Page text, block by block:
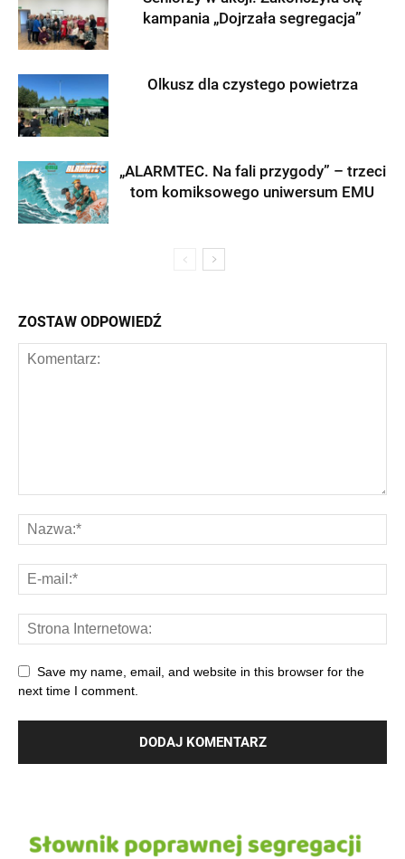
kampania „Dojrzała segregacja”
Olkusz dla czystego powietrza
„ALARMTEC. Na fali przygody” – trzeci
tom komiksowego uniwersum EMU
ZOSTAW ODPOWIEDŹ
Save my name, email, and website in this browser for the
next time I comment.